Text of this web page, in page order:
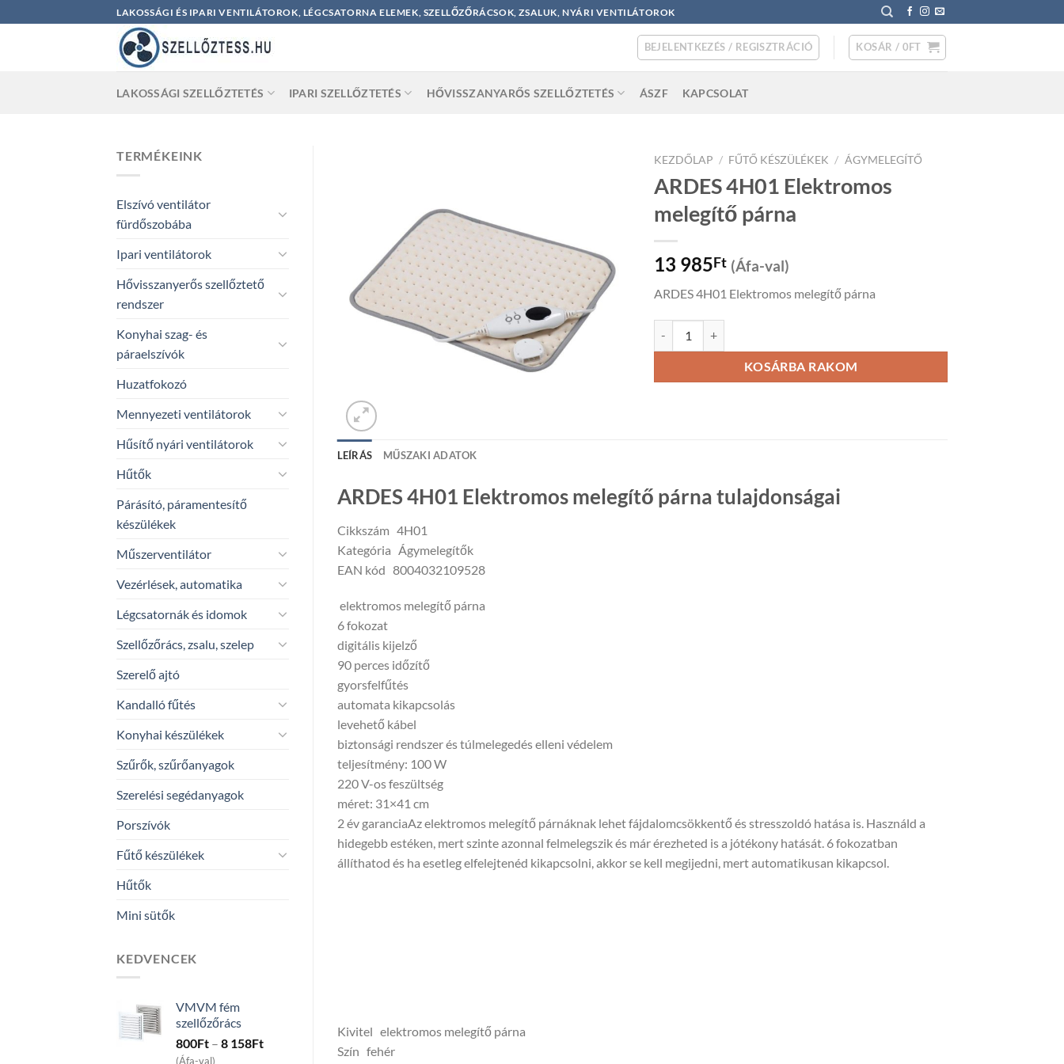
to
LAKOSSÁGI ÉS IPARI VENTILÁTOROK, LÉGCSATORNA ELEMEK, SZELLŐZŐRÁCSOK, ZSALUK, NYÁRI VENTILÁTOROK
BEJELENTKEZÉS / REGISZTRÁCIÓ KOSÁR / 0FT
LAKOSSÁGI SZELLŐZTETÉS IPARI SZELLŐZTETÉS HŐVISSZANYARŐS SZELLŐZTETÉS ÁSZF KAPCSOLAT
TERMÉKEINK
Elszívó ventilátor
fürdőszobába
Ipari ventilátorok
Hővisszanyerős szellőztető
rendszer
Konyhai szag- és
páraelszívók
Huzatfokozó
Mennyezeti ventilátorok
Hűsítő nyári ventilátorok
Hűtők
Párásító, páramentesítő
készülékek
Műszerventilátor
Vezérlések, automatika
Légcsatornák és idomok
Szellőzőrács, zsalu, szelep
Szerelő ajtó
Kandalló fűtés
Konyhai készülékek
Szűrők, szűrőanyagok
Szerelési segédanyagok
Porszívók
Fűtő készülékek
Hűtők
Mini sütők
KEDVENCEK
VMVM fém
szellőzőrács
800Ft – 8 158FtPrice
(Áfa-val)
KEZDŐLAP / FŰTŐ KÉSZÜLÉKEK / ÁGYMELEGÍTŐ
ARDES 4H01 Elektromos
melegítő párna
13 985Ft (Áfa-val)
ARDES 4H01 Elektromos melegítő párna
KOSÁRBA RAKOM
LEÍRÁS MŰSZAKI ADATOK
ARDES 4H01 Elektromos melegítő párna tulajdonságai
Cikkszám 4H01
Kategória Ágymelegítők
EAN kód 8004032109528
elektromos melegítő párna
6 fokozat
digitális kijelző
90 perces időzítő
gyorsfelfűtés
automata kikapcsolás
levehető kábel
biztonsági rendszer és túlmelegedés elleni védelem
teljesítmény: 100 W
220 V-os feszültség
méret: 31×41 cm
2 év garanciaAz elektromos melegítő párnáknak lehet fájdalomcsökkentő és stresszoldó hatása is. Használd a
hidegebb estéken, mert szinte azonnal felmelegszik és már érezheted is a jótékony hatását. 6 fokozatban
állíthatod és ha esetleg elfelejtenéd kikapcsolni, akkor se kell megijedni, mert automatikusan kikapcsol.
Kivitel elektromos melegítő párna
Szín fehér